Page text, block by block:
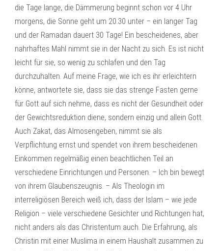
die Tage lange, die Dämmerung beginnt schon vor 4 Uhr
morgens, die Sonne geht um 20.30 unter – ein langer Tag
und der Ramadan dauert 30 Tage! Ein bescheidenes, aber
nahrhaftes Mahl nimmt sie in der Nacht zu sich. Es ist nicht
leicht für sie, so wenig zu schlafen und den Tag
durchzuhalten. Auf meine Frage, wie ich es ihr erleichtern
könne, antwortete sie, dass sie das strenge Fasten gerne
für Gott auf sich nehme, dass es nicht der Gesundheit oder
der Gewichtsreduktion diene, sondern einzig und allein Gott.
Auch Zakat, das Almosengeben, nimmt sie als
Verpflichtung ernst und spendet von ihrem bescheidenen
Einkommen regelmäßig einen beachtlichen Teil an
verschiedene Einrichtungen und Personen. – Ich bin bewegt
von ihrem Glaubenszeugnis. – Als Theologin im
interreligiösen Bereich weiß ich, dass der Islam – wie jede
Religion – viele verschiedene Gesichter und Richtungen hat,
nicht anders als das Christentum auch. Die Erfahrung, als
Christin mit einer Muslima in einem Haushalt zusammen zu